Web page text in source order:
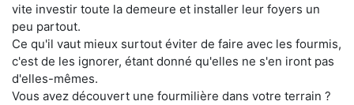
vite investir toute la demeure et installer leur foyers un
peu partout.
Ce qu'il vaut mieux surtout éviter de faire avec les fourmis,
c'est de les ignorer, étant donné qu'elles ne s'en iront pas
d'elles-mêmes.
Vous avez découvert une fourmilière dans votre terrain ?